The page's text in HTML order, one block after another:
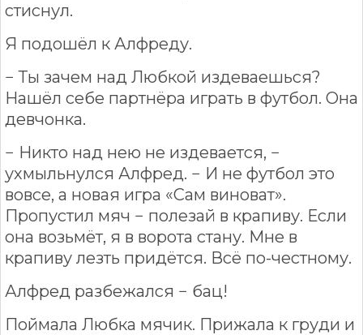
стиснул.
Я подошёл к Алфреду.
− Ты зачем над Любкой издеваешься?
Нашёл себе партнёра играть в футбол. Она
девчонка.
− Никто над нею не издевается, −
ухмыльнулся Алфред. − И не футбол это
вовсе, а новая игра «Сам виноват».
Пропустил мяч − полезай в крапиву. Если
она возьмёт, я в ворота стану. Мне в
крапиву лезть придётся. Всё по-честному.
Алфред разбежался − бац!
Поймала Любка мячик. Прижала к груди и